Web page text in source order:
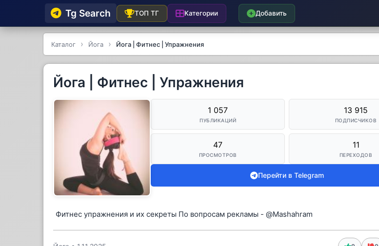
Tg Searсh ТОП ТГ Категории Добавить
Каталог Йога Йога | Фитнес | Упражнения
Йога | Фитнес | Упражнения
1 057
ПУБЛИКАЦИЙ
13 915
ПОДПИСЧИКОВ
47
ПРОСМОТРОВ
11
ПЕРЕХОДОВ
Перейти в Telegram
Фитнес упражнения и их секреты По вопросам рекламы - @Mashahram